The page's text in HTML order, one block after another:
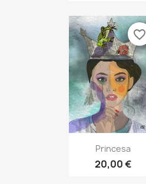
Vista rápida
Princesa
20,00 €
favorite_border